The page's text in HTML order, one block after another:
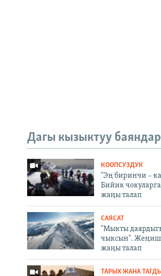
Дагы кызыктуу баяндар
КООПСУЗДУК
"Эң биринчи –
Бийик
жаңы талап
САЯСАТ
"Мыкты
чыксын". Жеңиш
жаңы талап
ТАРЫХ ЖАНА